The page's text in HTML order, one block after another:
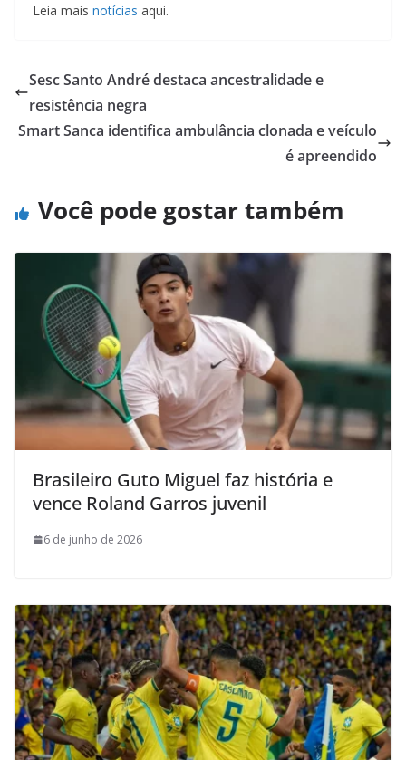
Leia mais notícias aqui.
Sesc Santo André destaca ancestralidade e
resistência negra
Smart Sanca identifica ambulância clonada e veículo
é apreendido
Você pode gostar também
Brasileiro Guto Miguel faz história e
vence Roland Garros juvenil
6 de junho de 2026